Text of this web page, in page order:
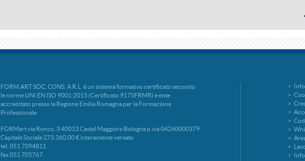
FORM.ART SOC. CONS. A R.L. è un sistema formativo certificato secondo
le norme UNI EN ISO 9001:2015 (Certificato 9175FRMR) e ente
accreditato presso la Regione Emilia Romagna per la Formazione
Professionale
FORMart via Ronco, 3 40013 Castel Maggiore Bologna p.iva 04260000379
Capitale Sociale 273.360,00 € interamente versato
tel. 051 7094811
fax 051 705767